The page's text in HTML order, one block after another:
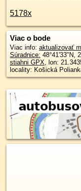
5178x
Viac o bode
Viac info: aktualizovať
Súradnice: 48°41'33"N,
stiahni GPX, lon:
locality: Košická